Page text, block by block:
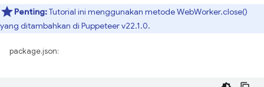
Penting:Tutorial ini menggunakan metode WebWorker.close()
yang ditambahkan di Puppeteer v22.1.0.
package.json: